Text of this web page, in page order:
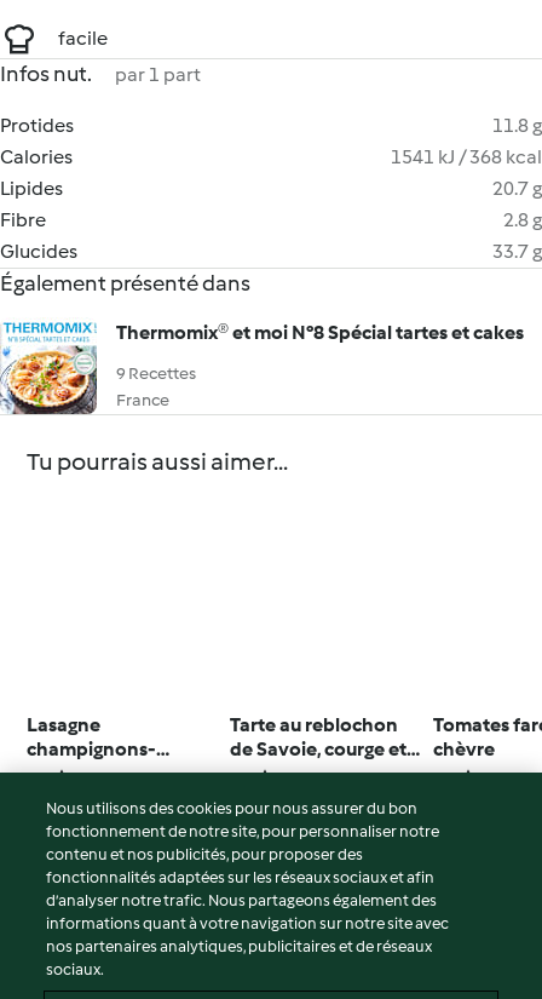
facile
Infos nut. par 1 part
Protides
11.8 g
Calories
1541 kJ / 368 kcal
Lipides
20.7 g
Fibre
2.8 g
Glucides
33.7 g
Également présenté dans
Thermomix® et moi N°8 Spécial tartes et cakes
9 Recettes
France
Tu pourrais aussi aimer...
Lasagne
champignons-
fromage
4.6 (173)
Tarte au reblochon
de Savoie, courge et
carotte
3.8 (124)
Tomates
chèvre
3.6 (42)
© Copyright 2026
Conditions d'utilisation
Politique de confidentialité
Nous utilisons des cookies pour nous assurer du bon
fonctionnement de notre site, pour personnaliser notre
contenu et nos publicités, pour proposer des
fonctionnalités adaptées sur les réseaux sociaux et afin
d’analyser notre trafic. Nous partageons également des
informations quant à votre navigation sur notre site avec
nos partenaires analytiques, publicitaires et de réseaux
sociaux.